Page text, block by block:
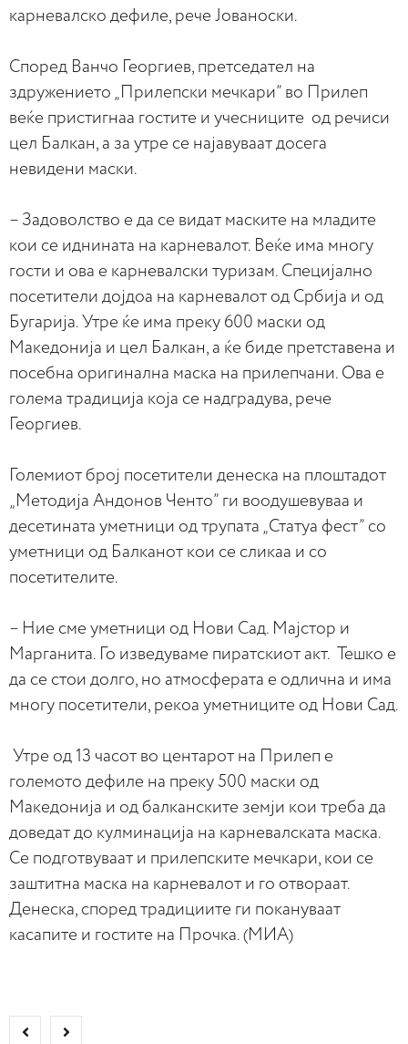
карневалско дефиле, рече Јованоски.
Според Ванчо Георгиев, претседател на
здружението „Прилепски мечкари” во Прилеп
веќе пристигнаа гостите и учесниците од речиси
цел Балкан, а за утре се најавуваат досега
невидени маски.
– Задоволство е да се видат маските на младите
кои се иднината на карневалот. Веќе има многу
гости и ова е карневалски туризам. Специјално
посетители дојдоа на карневалот од Србија и од
Бугарија. Утре ќе има преку 600 маски од
Македонија и цел Балкан, а ќе биде претставена и
посебна оригинална маска на прилепчани. Ова е
голема традиција која се надградува, рече
Георгиев.
Големиот број посетители денеска на плоштадот
„Методија Андонов Ченто” ги воодушевуваа и
десетината уметници од трупата „Статуа фест” со
уметници од Балканот кои се сликаа и со
посетителите.
– Ние сме уметници од Нови Сад. Мајстор и
Марганита. Го изведуваме пиратскиот акт. Тешко е
да се стои долго, но атмосферата е одлична и има
многу посетители, рекоа уметниците од Нови Сад.
Утре од 13 часот во центарот на Прилеп е
големото дефиле на преку 500 маски од
Македонија и од балканските земји кои треба да
доведат до кулминација на карневалската маска.
Се подготвуваат и прилепските мечкари, кои се
заштитна маска на карневалот и го отвораат.
Денеска, според традициите ги покануваат
касапите и гостите на Прочка. (МИА)